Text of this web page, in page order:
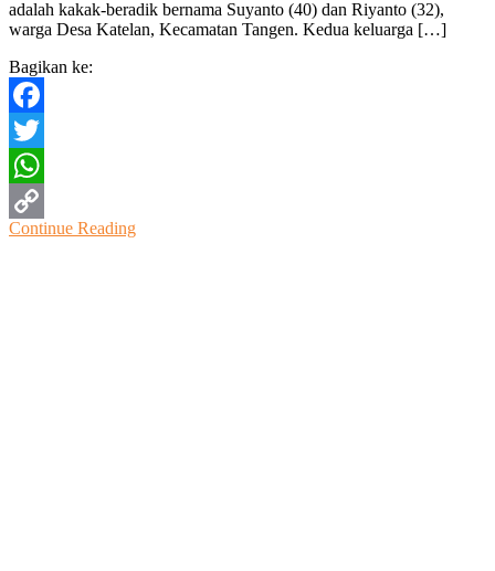
adalah kakak-beradik bernama Suyanto (40) dan Riyanto (32),
warga Desa Katelan, Kecamatan Tangen. Kedua keluarga […]
Bagikan ke:
Facebook
Twitter
WhatsApp
Copy
Continue Reading